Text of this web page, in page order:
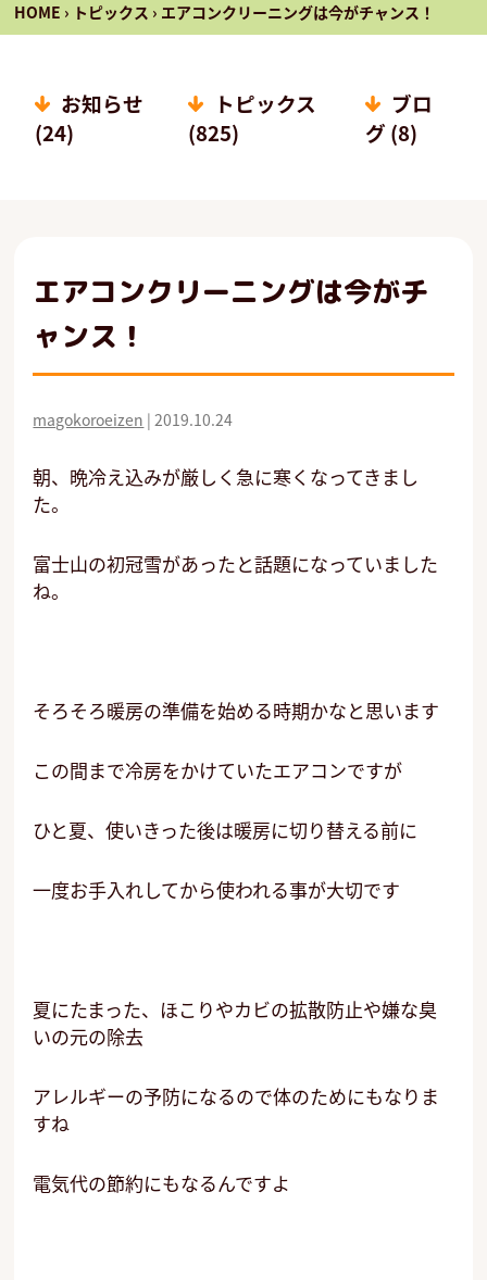
HOME › トピックス › エアコンクリーニングは今がチャンス！
お知らせ
(24)
トピックス
(825)
ブロ
グ (8)
エアコンクリーニングは今がチ
ャンス！
magokoroeizen |2019.10.24
朝、晩冷え込みが厳しく急に寒くなってきまし
た。
富士山の初冠雪があったと話題になっていました
ね。
そろそろ暖房の準備を始める時期かなと思います
この間まで冷房をかけていたエアコンですが
ひと夏、使いきった後は暖房に切り替える前に
一度お手入れしてから使われる事が大切です
夏にたまった、ほこりやカビの拡散防止や嫌な臭
いの元の除去
アレルギーの予防になるので体のためにもなりま
すね
電気代の節約にもなるんですよ